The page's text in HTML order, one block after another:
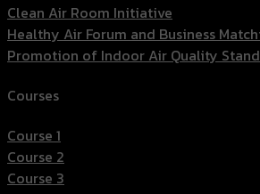
Clean Air Room Initiative
Healthy Air Forum and Business
Promotion of Indoor Air Quality
Courses
Course 1
Course 2
Course 3